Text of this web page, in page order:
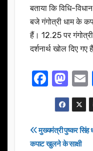
बताया कि विधि-
बजे गंगोत्री धाम के
हैं। 12.25 पर
दर्शनार्थ खोल दिए
F
a
c
e
b
M
a
st
o
d
Post
मुख्यमंत्री पुष्कर सिंह
कपाट खुलने के साक्षी